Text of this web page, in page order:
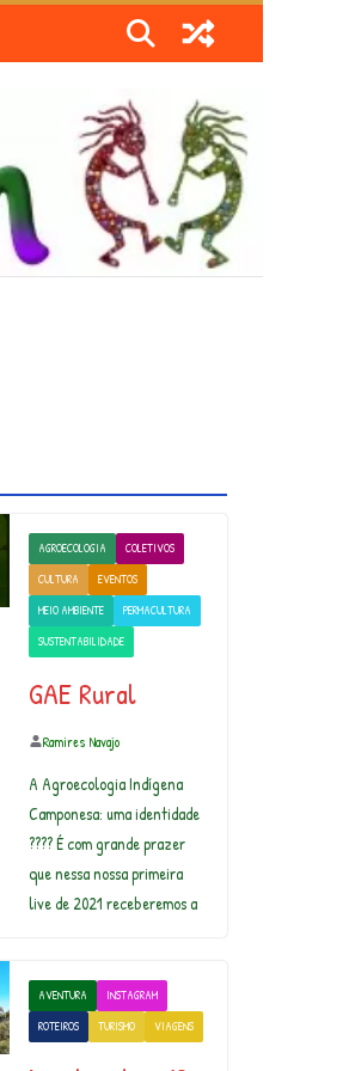
AGROECOLOGIA
COLETIVOS
CULTURA
EVENTOS
MEIO AMBIENTE
PERMACULTURA
SUSTENTABILIDADE
GAE Rural
Ramires Navajo
A Agroecologia Indígena
Camponesa: uma identidade
???? É com grande prazer
que nessa nossa primeira
live de 2021 receberemos a
AVENTURA
INSTAGRAM
ROTEIROS
TURISMO VIAGENS